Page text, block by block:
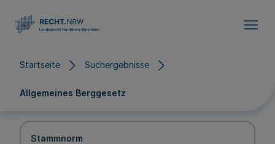
Startseite Suchergebnisse
Allgemeines Berggesetz
Stammnorm